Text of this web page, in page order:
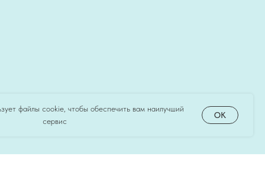
файлы cookie, чтобы обеспечить вам наилучший
сервис
OK